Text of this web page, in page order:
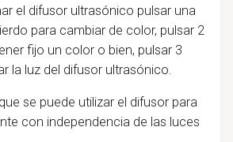
el difusor ultrasónico pulsar una
para cambiar de color, pulsar 2
fijo un color o bien, pulsar 3
la luz del difusor ultrasónico.
se puede utilizar el difusor para
con independencia de las luces